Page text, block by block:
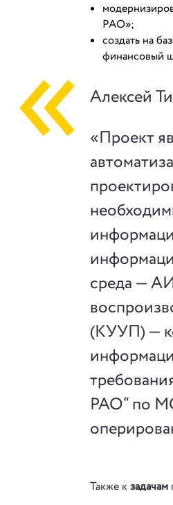
РАО»;
создать на
финансовый
Алексей
«Проект
среда —
(КУУП) —
РАО“ по
Также кзадачам